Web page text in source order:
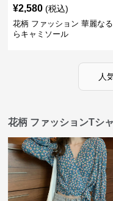
¥2,580 (税込)
花柄 ファッション 華麗な
らキャミソール
人
花柄 ファッションTシ